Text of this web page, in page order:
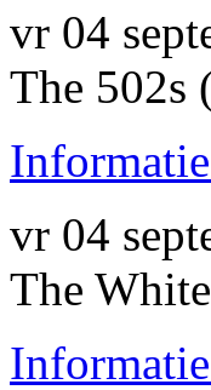
vr 04
The 502s
vr 04
The